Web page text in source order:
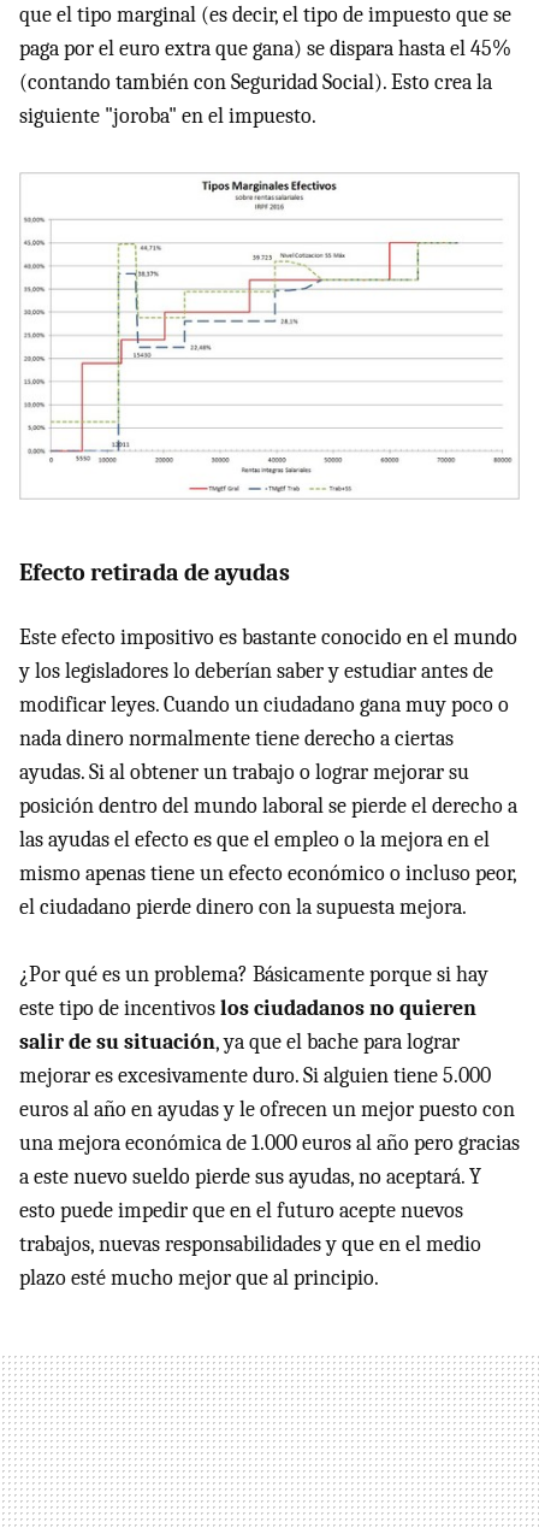
que el tipo marginal (es decir, el tipo de impuesto que se
paga por el euro extra que gana) se dispara hasta el 45%
(contando también con Seguridad Social). Esto crea la
siguiente "joroba" en el impuesto.
Efecto retirada de ayudas
Este efecto impositivo es bastante conocido en el mundo
y los legisladores lo deberían saber y estudiar antes de
modificar leyes. Cuando un ciudadano gana muy poco o
nada dinero normalmente tiene derecho a ciertas
ayudas. Si al obtener un trabajo o lograr mejorar su
posición dentro del mundo laboral se pierde el derecho a
las ayudas el efecto es que el empleo o la mejora en el
mismo apenas tiene un efecto económico o incluso peor,
el ciudadano pierde dinero con la supuesta mejora.
¿Por qué es un problema? Básicamente porque si hay
este tipo de incentivoslos ciudadanos no quieren
salir de su situación, ya que el bache para lograr
mejorar es excesivamente duro. Si alguien tiene 5.000
euros al año en ayudas y le ofrecen un mejor puesto con
una mejora económica de 1.000 euros al año pero gracias
a este nuevo sueldo pierde sus ayudas, no aceptará. Y
esto puede impedir que en el futuro acepte nuevos
trabajos, nuevas responsabilidades y que en el medio
plazo esté mucho mejor que al principio.